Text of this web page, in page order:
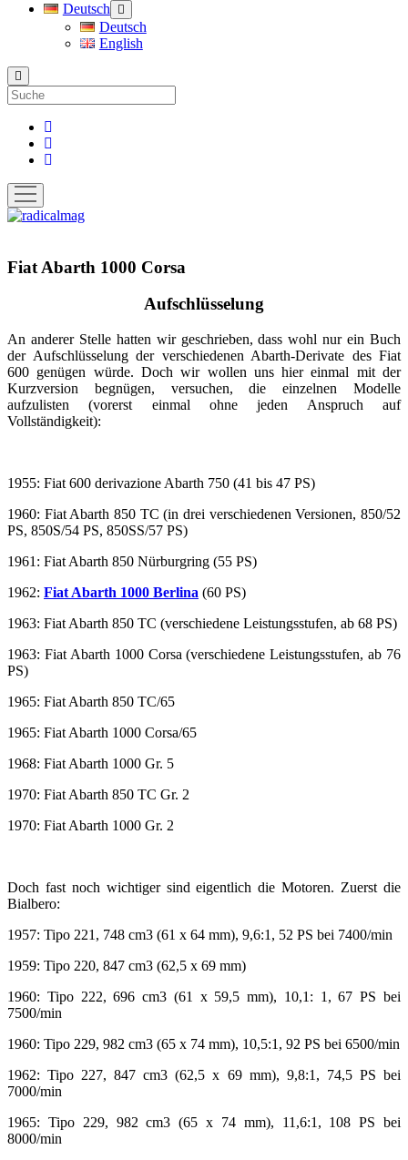
Deutsch
Menü
öffnen
Deutsch
English
Suche
Menü
öffnen
radicalmag
Fiat Abarth 1000 Corsa
Aufschlüsselung
An anderer Stelle hatten wir geschrieben, dass wohl nur ein Buch
der Aufschlüsselung der verschiedenen Abarth-Derivate des Fiat
600 genügen würde. Doch wir wollen uns hier einmal mit der
Kurzversion begnügen, versuchen, die einzelnen Modelle
aufzulisten (vorerst einmal ohne jeden Anspruch auf
Vollständigkeit):
1955: Fiat 600 derivazione Abarth 750 (41 bis 47 PS)
1960: Fiat Abarth 850 TC (in drei verschiedenen Versionen, 850/52
PS, 850S/54 PS, 850SS/57 PS)
1961: Fiat Abarth 850 Nürburgring (55 PS)
1962: Fiat Abarth 1000 Berlina (60 PS)
1963: Fiat Abarth 850 TC (verschiedene Leistungsstufen, ab 68 PS)
1963: Fiat Abarth 1000 Corsa (verschiedene Leistungsstufen, ab 76
PS)
1965: Fiat Abarth 850 TC/65
1965: Fiat Abarth 1000 Corsa/65
1968: Fiat Abarth 1000 Gr. 5
1970: Fiat Abarth 850 TC Gr. 2
1970: Fiat Abarth 1000 Gr. 2
Doch fast noch wichtiger sind eigentlich die Motoren. Zuerst die
Bialbero:
1957: Tipo 221, 748 cm3 (61 x 64 mm), 9,6:1, 52 PS bei 7400/min
1959: Tipo 220, 847 cm3 (62,5 x 69 mm)
1960: Tipo 222, 696 cm3 (61 x 59,5 mm), 10,1: 1, 67 PS bei
7500/min
1960: Tipo 229, 982 cm3 (65 x 74 mm), 10,5:1, 92 PS bei 6500/min
1962: Tipo 227, 847 cm3 (62,5 x 69 mm), 9,8:1, 74,5 PS bei
7000/min
1965: Tipo 229, 982 cm3 (65 x 74 mm), 11,6:1, 108 PS bei
8000/min